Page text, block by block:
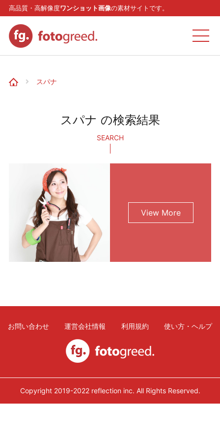
高品質・高解像度ワンショット画像の素材サイトです。
お問い合わせ
利用規約
使い方・ヘルプ
スパナ
スパナ の検索結果
SEARCH
View More
お問い合わせ 運営会社情報 利用規約 使い方・ヘルプ
Copyright 2019-2022 reflection inc. All Rights Reserved.